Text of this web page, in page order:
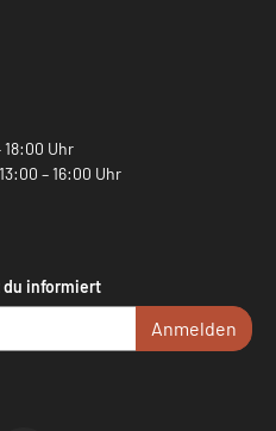
18:00 Uhr
– 16:00 Uhr
du informiert
Anmelden